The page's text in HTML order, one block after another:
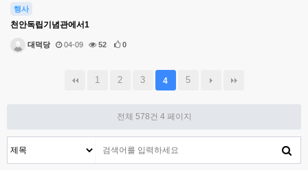
행사
천안독립기념관에서1
대덕당 04-09 52 0
1 2 3 4 5
전체 578건 4 페이지